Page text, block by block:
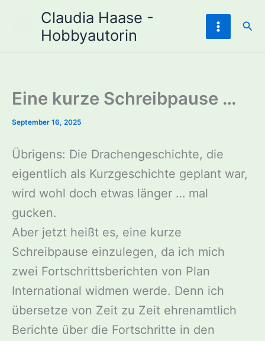
Claudia Haase -
Hobbyautorin
Eine kurze Schreibpause …
September 16, 2025
Übrigens: Die Drachengeschichte, die
eigentlich als Kurzgeschichte geplant war,
wird wohl doch etwas länger … mal
gucken.
Aber jetzt heißt es, eine kurze
Schreibpause einzulegen, da ich mich
zwei Fortschrittsberichten von Plan
International widmen werde. Denn ich
übersetze von Zeit zu Zeit ehrenamtlich
Berichte über die Fortschritte in den